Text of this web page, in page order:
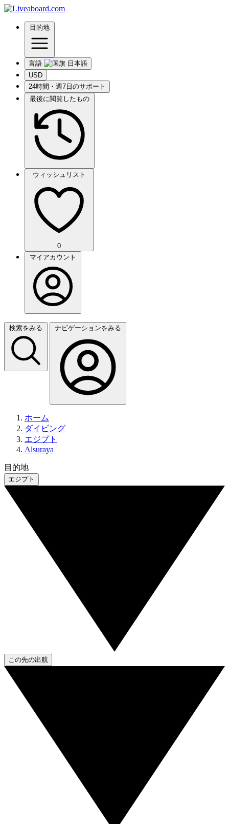
目的地
言語
USD
24時間・週7日のサポート
最後に閲覧したもの
ウィッシュリスト
0
マイアカウント
検索をみる ナビゲーションをみる
ホーム
ダイビング
エジプト
Alsuraya
目的地
エジプト
この先の出航